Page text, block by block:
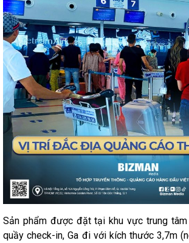
Sản phẩm đượcđặt tại khu vực trung tâm
quầy check-in, Ga đi với kích thước 3,7m